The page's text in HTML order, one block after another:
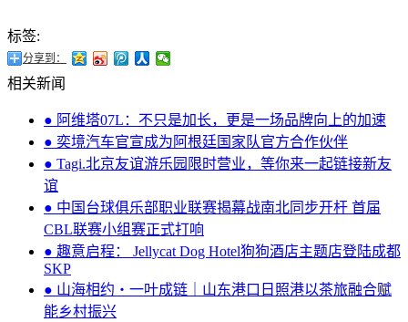
标签:
分享到：
相关新闻
● 阿维塔07L：不只是加长，更是一场品牌向上的加速
● 奕境汽车官宣成为阿根廷国家队官方合作伙伴
● Tagi.北京友谊游乐园限时营业，等你来一起链接新友
谊
● 中国台球俱乐部职业联赛揭幕战南北同步开杆 首届
CBL联赛小组赛正式打响
● 趣意启程： Jellycat Dog Hotel狗狗酒店主题店登陆成都
SKP
● 山海相约・一叶成链｜山东港口日照港以茶旅融合赋
能乡村振兴